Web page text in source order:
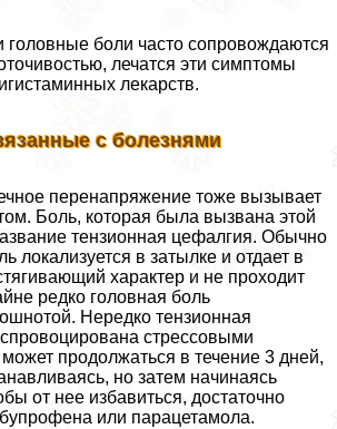
головные боли часто сопровождаются
лечатся эти симптомы
лекарств.
с болезнями
перенапряжение тоже вызывает
Боль, которая была вызвана этой
тензионная цефалгия. Обычно
локализуется в затылке и отдает в
хаpaктер и не проходит
редко головная боль
Нередко тензионная
стрессовыми
продолжаться в течение 3 дней,
но затем начинаясь
от нее избавиться, достаточно
или парацетамола.